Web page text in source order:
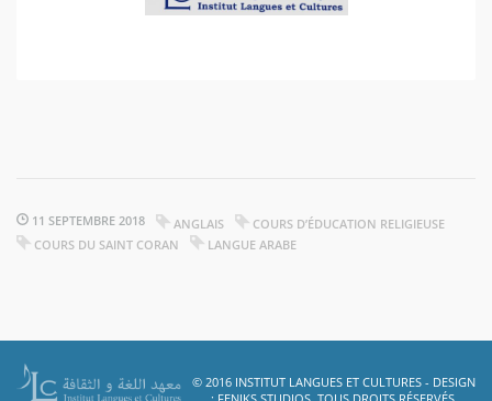
11 SEPTEMBRE 2018 ANGLAIS
COURS D’ÉDUCATION RELIGIEUSE
COURS DU SAINT CORAN
LANGUE ARABE
© 2016 INSTITUT LANGUES ET CULTURES - DESIGN